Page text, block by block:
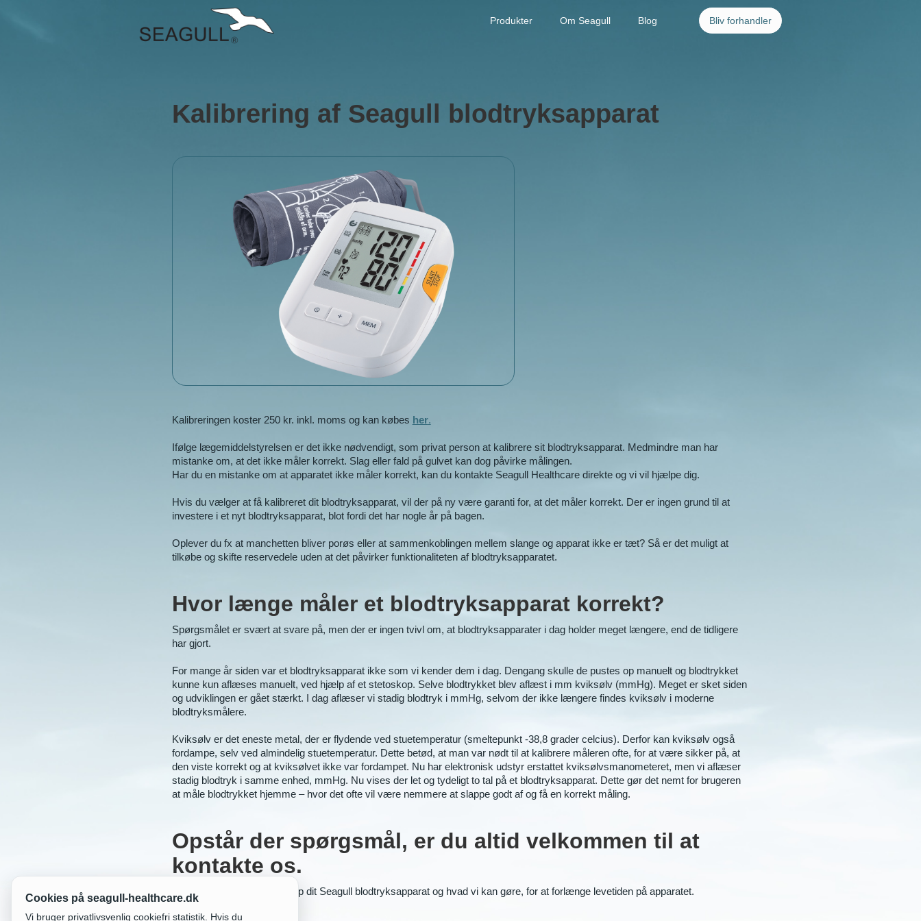
Produkter Om Seagull Blog Bliv forhandler
Kalibrering af Seagull blodtryksapparat
Kalibreringen koster 250 kr. inkl. moms og kan købes her.
Ifølge lægemiddelstyrelsen er det ikke nødvendigt, som privat person at kalibrere sit blodtryksapparat. Medmindre man har
mistanke om, at det ikke måler korrekt. Slag eller fald på gulvet kan dog påvirke målingen.
Har du en mistanke om at apparatet ikke måler korrekt, kan du kontakte Seagull Healthcare direkte og vi vil hjælpe dig.
Hvis du vælger at få kalibreret dit blodtryksapparat, vil der på ny være garanti for, at det måler korrekt. Der er ingen grund til at
investere i et nyt blodtryksapparat, blot fordi det har nogle år på bagen.
Oplever du fx at manchetten bliver porøs eller at sammenkoblingen mellem slange og apparat ikke er tæt? Så er det muligt at
tilkøbe og skifte reservedele uden at det påvirker funktionaliteten af blodtryksapparatet.
Hvor længe måler et blodtryksapparat korrekt?
Spørgsmålet er svært at svare på, men der er ingen tvivl om, at blodtryksapparater i dag holder meget længere, end de tidligere
har gjort.
For mange år siden var et blodtryksapparat ikke som vi kender dem i dag. Dengang skulle de pustes op manuelt og blodtrykket
kunne kun aflæses manuelt, ved hjælp af et stetoskop. Selve blodtrykket blev aflæst i mm kviksølv (mmHg). Meget er sket siden
og udviklingen er gået stærkt. I dag aflæser vi stadig blodtryk i mmHg, selvom der ikke længere findes kviksølv i moderne
blodtryksmålere.
Kviksølv er det eneste metal, der er flydende ved stuetemperatur (smeltepunkt -38,8 grader celcius). Derfor kan kviksølv også
fordampe, selv ved almindelig stuetemperatur. Dette betød, at man var nødt til at kalibrere måleren ofte, for at være sikker på, at
den viste korrekt og at kviksølvet ikke var fordampet. Nu har elektronisk udstyr erstattet kviksølvsmanometeret, men vi aflæser
stadig blodtryk i samme enhed, mmHg. Nu vises der let og tydeligt to tal på et blodtryksapparat. Dette gør det nemt for brugeren
at måle blodtrykket hjemme – hvor det ofte vil være nemmere at slappe godt af og få en korrekt måling.
Opstår der spørgsmål, er du altid velkommen til at
kontakte os.
Vi tager gerne snak om netop dit Seagull blodtryksapparat og hvad vi kan gøre, for at forlænge levetiden på apparatet.
Cookies på seagull-healthcare.dk
Vi bruger privatlivsvenlig cookiefri statistik. Hvis du